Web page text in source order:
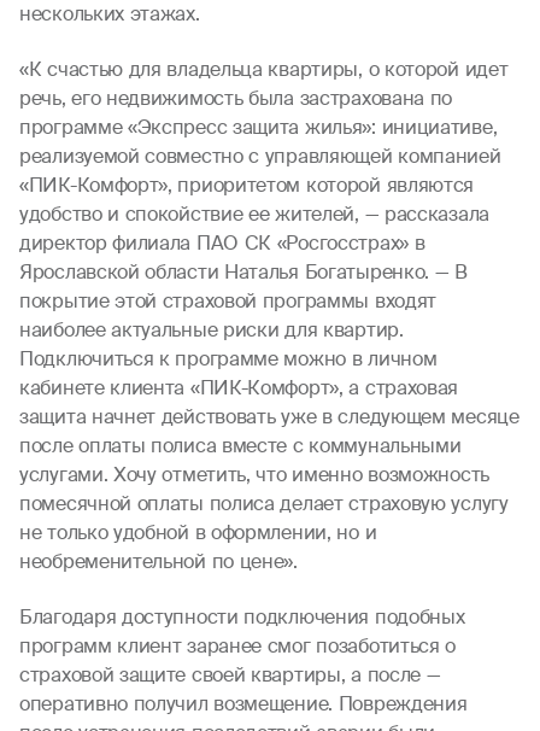
нескольких этажах.
«К счастью для владельца квартиры, о которой идет
речь, его недвижимость была застрахована по
программе «Экспресс защита жилья»: инициативе,
реализуемой совместно с управляющей компанией
«ПИК-Комфорт», приоритетом которой являются
удобство и спокойствие ее жителей, — рассказала
директор филиала ПАО СК «Росгосстрах» в
Ярославской области Наталья Богатыренко. — В
покрытие этой страховой программы входят
наиболее актуальные риски для квартир.
Подключиться к программе можно в личном
кабинете клиента «ПИК-Комфорт», а страховая
защита начнет действовать уже в следующем месяце
после оплаты полиса вместе с коммунальными
услугами. Хочу отметить, что именно возможность
помесячной оплаты полиса делает страховую услугу
не только удобной в оформлении, но и
необременительной по цене».
Благодаря доступности подключения подобных
программ клиент заранее смог позаботиться о
страховой защите своей квартиры, а после —
оперативно получил возмещение. Повреждения